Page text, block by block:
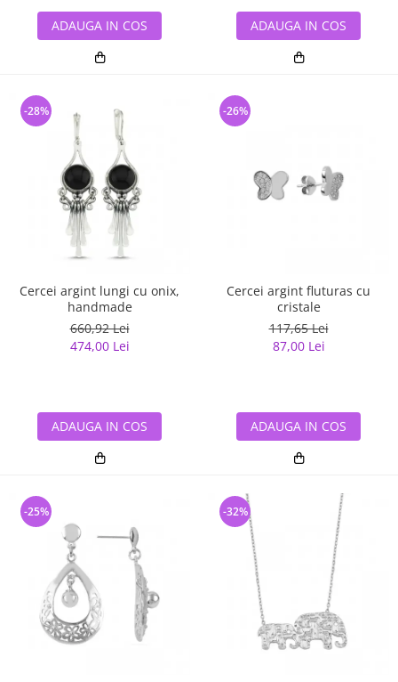
ADAUGA IN COS ADAUGA IN COS
Cercei argint lungi cu onix,
handmade
660,92 Lei
474,00 Lei
-28%
ADAUGA IN COS
Cercei argint fluturas cu
cristale
117,65 Lei
87,00 Lei
-26%
ADAUGA IN COS
-25% -32%